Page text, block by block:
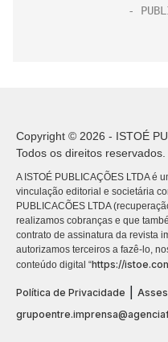
Copyright © 2026 - ISTOÉ
Todos os direitos reservados.
A ISTOÉ PUBLICAÇÕES LTDA é
vinculação editorial e societária
PUBLICACÕES LTDA
realizamos cobranças e que
contrato de assinatura da revista
autorizamos terceiros a fazê-lo,
conteúdo digital “https://
Política de Privacidade